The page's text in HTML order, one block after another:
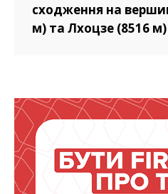
сходження на
м) та Лхоцзе (8516